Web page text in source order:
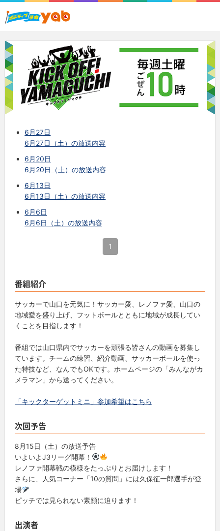
6月27日
6月27日（土）の放送内容
6月20日
6月20日（土）の放送内容
6月13日
6月13日（土）の放送内容
6月6日
6月6日（土）の放送内容
1
番組紹介
サッカーで山口を元気に！サッカー愛、レノファ愛、山口の
地域愛を盛り上げ、フットボールとともに地域が成長してい
くことを目指します！
番組では山口県内でサッカーを頑張る皆さんの動画を募集し
ています。チームの練習、紹介動画、サッカーボールを使っ
た特技など、なんでもOKです。ホームページの「みんながカ
メラマン」から送ってください。
「キックターゲットミニ」参加希望はこちら
次回予告
8月15日（土）の放送予告
いよいよJ3リーグ開幕！
レノファ開幕戦の模様をたっぷりとお届けします！
さらに、人気コーナー「10の質問」には久保征一郎選手が登
場
ピッチでは見られない素顔に迫ります！
出演者